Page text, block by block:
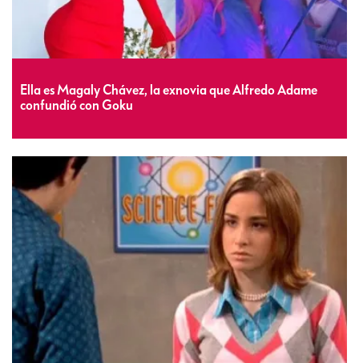
Ella es Magaly Chávez, la exnovia que Alfredo Adame
confundió con Goku